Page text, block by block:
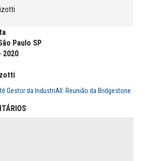
Paulo SP
2020
Gestor da IndustriAll: Reunião da Bridgestone